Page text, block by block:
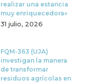
realizar una estancia
muy enriquecedora»
31 julio, 2026
FQM-363 (UJA)
investigan la manera
de transformar
residuos agrícolas en